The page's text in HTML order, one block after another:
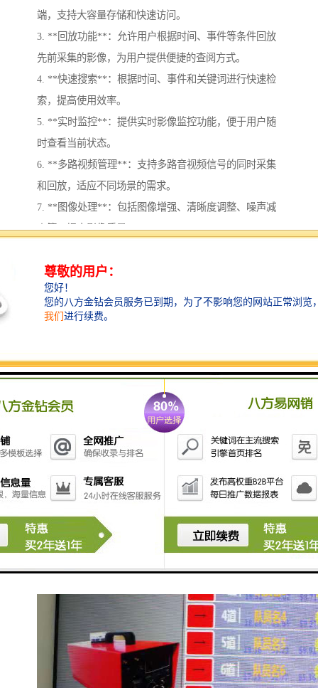
端，支持大容量存储和快速访问。
3. **回放功能**：允许用户根据时间、事件等条件回放
先前采集的影像，为用户提供便捷的查阅方式。
4. **快速搜索**：根据时间、事件和关键词进行快速检
索，提高使用效率。
5. **实时监控**：提供实时影像监控功能，便于用户随
时查看当前状态。
6. **多路视频管理**：支持多路音视频信号的同时采集
和回放，适应不同场景的需求。
7. **图像处理**：包括图像增强、清晰度调整、噪声减
少等，提高影像质量。
数据的安全性和隐私性。
9. **报警功能**：可以设置异常检测，自动报警或提
示，及时响应异常情况。
这些功能使得影像采集回放系统能够为用户提供全面的
影像解决方案，提高工作效率和安全性。